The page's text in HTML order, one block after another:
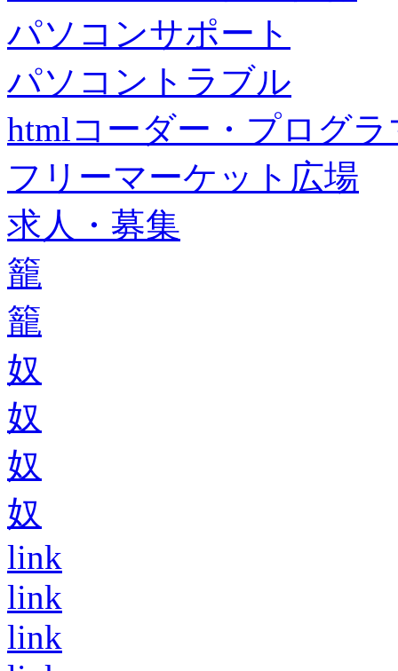
パソコンサポート
パソコントラブル
htmlコーダー・プログラ
フリーマーケット広場
求人・募集
籠
籠
奴
奴
奴
奴
link
link
link